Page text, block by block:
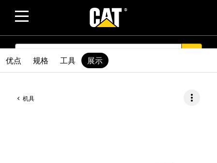
SEARCH
机具 more_vert
优点 规格 工具 展示